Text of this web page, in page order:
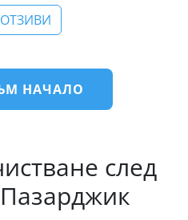
НАЧАЛО
след